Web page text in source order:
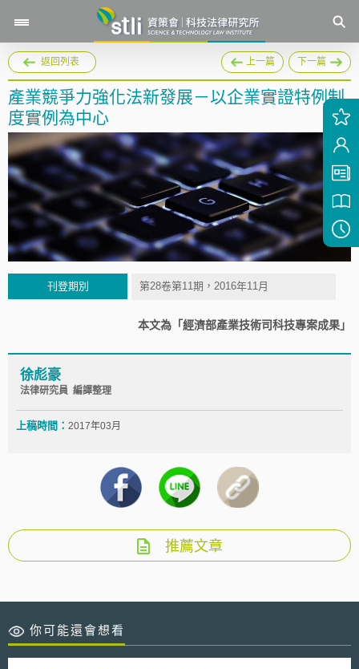
返回列表 上一篇 下一篇
產業競爭力強化法新發展－以企業實證特例制
度實例為中心
刊登期別 第28卷第11期，2016年11月
本文為「經濟部產業技術司科技專案成果」
徐彪豪
法律研究員 編譯整理
上稿時間： 2017年03月
推薦文章
你可能還會想看